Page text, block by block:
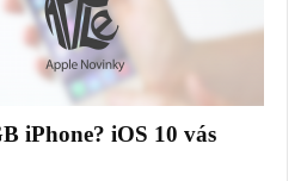
iPhone? iOS 10 vás